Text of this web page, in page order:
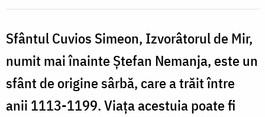
Sfântul Cuvios Simeon, Izvorâtorul de Mir,
numit mai înainte Ștefan Nemanja, este un
sfânt de origine sârbă, care a trăit între
anii 1113-1199. Viața acestuia poate fi